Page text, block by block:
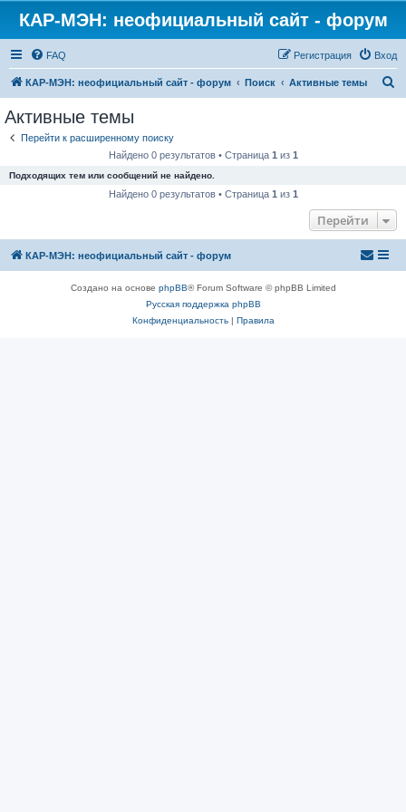
КАР-МЭН: неофициальный сайт - форум
FAQ Вход
Регистрация
КАР-МЭН: неофициальный сайт - форум Поиск Активные темы
Активные темы
Перейти к расширенному поиску
Найдено 0 результатов • Страница 1 из 1
Подходящих тем или сообщений не найдено.
Найдено 0 результатов • Страница 1 из 1
Перейти
КАР-МЭН: неофициальный сайт - форум
Создано на основе phpBB® Forum Software © phpBB Limited
Русская поддержка phpBB
Конфиденциальность| Правила